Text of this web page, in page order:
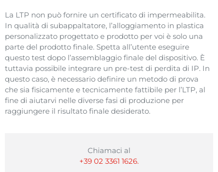
La LTP non può fornire un certificato di impermeabilita.
In qualità di subappaltatore, l’alloggiamento in plastica
personalizzato progettato e prodotto per voi è solo una
parte del prodotto finale. Spetta all’utente eseguire
questo test dopo l’assemblaggio finale del dispositivo. È
tuttavia possibile integrare un pre-test di perdita di IP. In
questo caso, è necessario definire un metodo di prova
che sia fisicamente e tecnicamente fattibile per l’LTP, al
fine di aiutarvi nelle diverse fasi di produzione per
raggiungere il risultato finale desiderato.
Chiamaci al
+39 02 3361 1626.